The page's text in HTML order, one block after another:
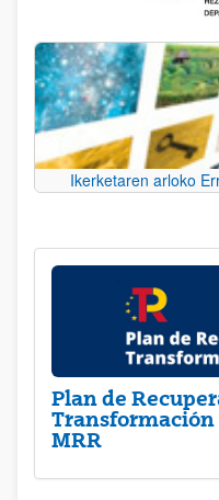
Ikerketaren arloko
Plan de
Transformación
MRR